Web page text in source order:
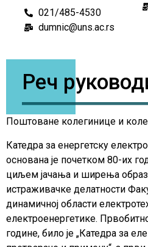
021/485-4530
dumnic@uns.ac.rs
Реч
Поштоване колегинице и
Катедра за енергетску
основана је почетком 80-их
циљем јачања и ширења
истраживачке делатности
динамичној области
електроенергетике.
године, било је „Катедра за